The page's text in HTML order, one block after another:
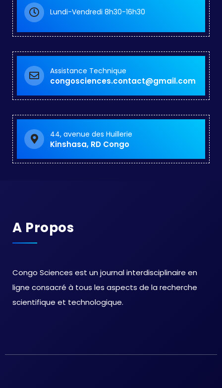
Lundi-Vendredi 8h30-16h30
Assistance Technique
congosciences.contact@gmail.com
44, avenue des Huillerie
Kinshasa, RD Congo
A Propos
Congo Sciences est un journal interdisciplinaire en
ligne consacré à tous les aspects de la recherche
scientifique et technologique.